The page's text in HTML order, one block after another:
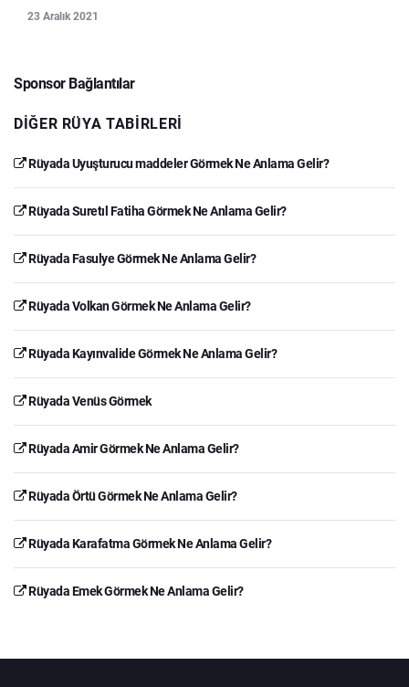
23 Aralık 2021
Sponsor Bağlantılar
DIĞER RÜYA TABIRLERI
Rüyada Uyuşturucu maddeler Görmek Ne Anlama Gelir?
Rüyada Suretıl Fatiha Görmek Ne Anlama Gelir?
Rüyada Fasulye Görmek Ne Anlama Gelir?
Rüyada Volkan Görmek Ne Anlama Gelir?
Rüyada Kayınvalide Görmek Ne Anlama Gelir?
Rüyada Venüs Görmek
Rüyada Amir Görmek Ne Anlama Gelir?
Rüyada Örtü Görmek Ne Anlama Gelir?
Rüyada Karafatma Görmek Ne Anlama Gelir?
Rüyada Emek Görmek Ne Anlama Gelir?